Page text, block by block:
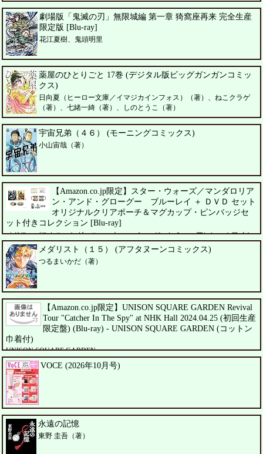
劇場版「鬼滅の刃」無限城編 第一章 猗窩座再来 完全生産
限定版 [Blu-ray]
花江夏樹、鬼頭明里
薬屋のひとりごと 17巻 (デジタル版ビッグガンガンコミッ
クス)
日向夏（ヒーロー文庫／イマジカインフォス）（著）、ねこクラゲ
（著）、七緒一綺（著）、しのとうこ（著）
宇宙兄弟（４６） (モーニングコミックス)
小山宙哉（著）
【Amazon.co.jp限定】スター・ウォーズ／マンダロリア
ン・アンド・グローグー ブルーレイ ＋ ＤＶＤ セット
オリジナルクリアポーチ＆マグカップ・ピンバッジセ
ット付きコレクション [Blu-ray]
ペドロ・パスカル、シガーニー・ウィーバー、ジェレミー・アレン・ホワイト
メダリスト（１５） (アフタヌーンコミックス)
つるまいかだ（著）
【Amazon.co.jp限定】UNISON SQUARE GARDEN Revival
Tour "Catcher In The Spy" at NHK Hall 2024.04.25 (初回生産
限定盤) (Blu-ray) - UNISON SQUARE GARDEN (コットン
巾着付)
UNISON SQUARE GARDEN
VOCE (2026年10月号)
永遠の記憶
東野 圭吾（著）